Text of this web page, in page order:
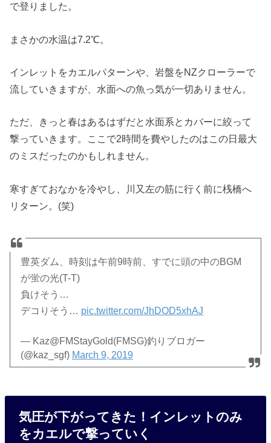
で登りました。
まさかの水温は7.2℃。
インレットをカエルパターンや、岩盤をNZクローラーで
流していきますが、水面への魚っ気が一切ありません。
ただ、きっと春はあるはずだと水面系とカバーに絞って
撃っていきます。ここで2時間を費やしたのはこの日最大
のミスだったのかもしれません。
寒すぎておなかを冷やし、川又左の筋に行く前に桟橋へ
リターン。(笑)
豊英ダム、時刻は午前9時前、すでに頭の中のBGM
が蛍の光(T-T)
負けそう…
デコりそう… pic.twitter.com/JhDOD5xhAJ
— Kaz@FMStayGold(FMSG)釣りブロガー
(@kaz_sgf) March 9, 2019
気圧が下がってきた！インレットのみ
をカエルで撃っていく